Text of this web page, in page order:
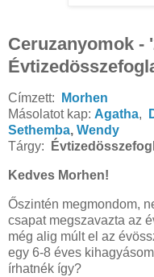
Ceruzanyomok -
Címzett:
Morhen
Másolatot kap: Agatha,
Sethemba, Wendy
Tárgy:
Kedves Morhen!
Őszintén megmondom,
csapat megszavazta az
még alig múlt el az
egy 6-8 éves
írhatnék így?